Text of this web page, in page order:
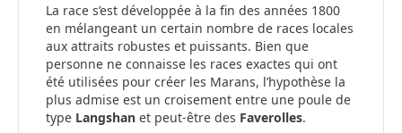
La race s’est développée à la fin des années 1800
en mélangeant un certain nombre de races locales
aux attraits robustes et puissants. Bien que
personne ne connaisse les races exactes qui ont
été utilisées pour créer les Marans, l’hypothèse la
plus admise est un croisement entre une poule de
type Langshan et peut-être des Faverolles.